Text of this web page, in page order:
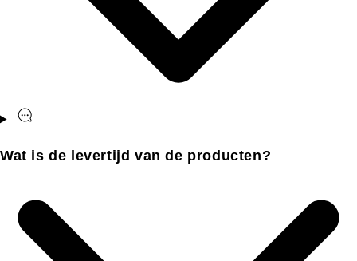
Wat is de levertijd van de producten?